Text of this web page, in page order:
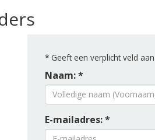
* Geeft een verplicht veld aan
Naam: *
E-mailadres: *